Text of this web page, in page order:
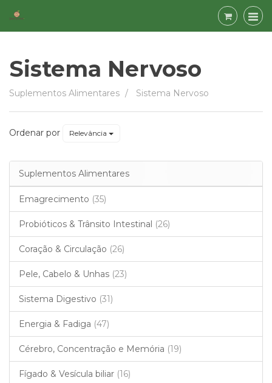
Sistema Nervoso
Sistema
Nervoso
Suplementos Alimentares Sistema Nervoso
Ordenar por Relevância
Suplementos Alimentares
Emagrecimento (35)
Probióticos & Trânsito Intestinal (26)
Coração & Circulação (26)
Pele, Cabelo & Unhas (23)
Sistema Digestivo (31)
Energia & Fadiga (47)
Cérebro, Concentração e Memória (19)
Fígado & Vesícula biliar (16)